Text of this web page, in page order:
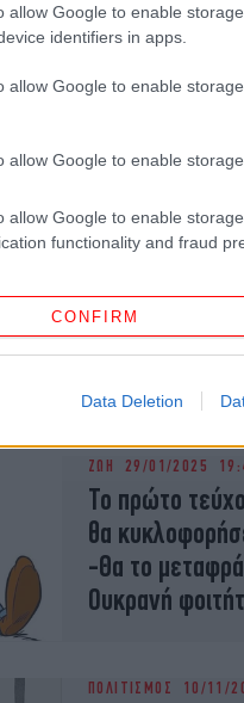
allow Google to enable
identifiers in apps.
allow Google to enable
allow Google to enable
allow Google to enable
functionality and fraud
CONFIRM
Data Deletion
ΠΟΛΗ 10/05/2025
5+2 ιδέες για
Κεραμεικό:
μπαρ με πικάπ
ΠΟΛΙΤΙΣΜΟΣ
Η ζωή και το
ΖΩΗ 29/01/2025
Το πρώτο
θα
-Θα το
Ουκρανή
ΠΟΛΙΤΙΣΜΟΣ 10/11/